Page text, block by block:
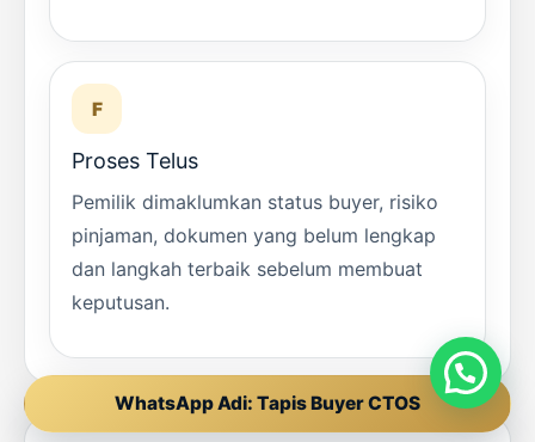
F
Proses Telus
Pemilik dimaklumkan status buyer, risiko
pinjaman, dokumen yang belum lengkap
dan langkah terbaik sebelum membuat
keputusan.
WhatsApp Adi: Tapis Buyer CTOS